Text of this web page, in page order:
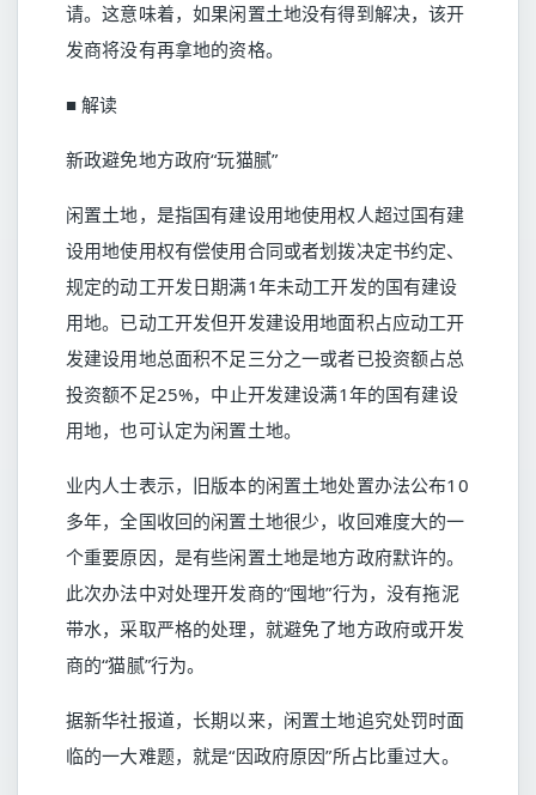
请。这意味着，如果闲置土地没有得到解决，该开
发商将没有再拿地的资格。
■ 解读
新政避免地方政府“玩猫腻”
闲置土地，是指国有建设用地使用权人超过国有建
设用地使用权有偿使用合同或者划拨决定书约定、
规定的动工开发日期满1年未动工开发的国有建设
用地。已动工开发但开发建设用地面积占应动工开
发建设用地总面积不足三分之一或者已投资额占总
投资额不足25%，中止开发建设满1年的国有建设
用地，也可认定为闲置土地。
业内人士表示，旧版本的闲置土地处置办法公布10
多年，全国收回的闲置土地很少，收回难度大的一
个重要原因，是有些闲置土地是地方政府默许的。
此次办法中对处理开发商的“囤地”行为，没有拖泥
带水，采取严格的处理，就避免了地方政府或开发
商的“猫腻”行为。
据新华社报道，长期以来，闲置土地追究处罚时面
临的一大难题，就是“因政府原因”所占比重过大。